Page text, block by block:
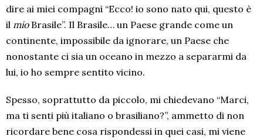
dire ai miei compagni “Ecco! io sono nato qui, questo è
il mioBrasile”. Il Brasile… un Paese grande come un
continente, impossibile da ignorare, un Paese che
nonostante ci sia un oceano in mezzo a separarmi da
lui, io ho sempre sentito vicino.
Spesso, soprattutto da piccolo, mi chiedevano “Marci,
ma ti senti più italiano o brasiliano?”, ammetto di non
ricordare bene cosa rispondessi in quei casi, mi viene